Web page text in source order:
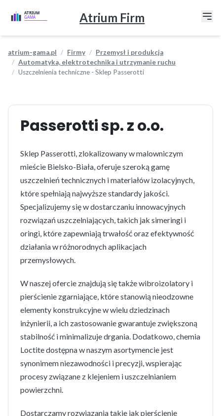
Atrium Firm
atrium-gama.pl Firmy
Przemysł i produkcja
Automatyka, elektrotechnika i utrzymanie ruchu
Uszczelnienia techniczne - Sklep Passerotti
Passerotti sp. z o.o.
Sklep Passerotti, zlokalizowany w malowniczym
mieście Bielsko-Biała, oferuje szeroką gamę
uszczelnień technicznych i materiałów izolacyjnych,
które spełniają najwyższe standardy jakości.
Specjalizujemy się w dostarczaniu innowacyjnych
rozwiązań uszczelniających, takich jak simeringi i
oringi, które zapewniają trwałość oraz efektywność
działania w różnorodnych aplikacjach
przemysłowych.
W naszej ofercie znajdują się także wibroizolatory i
pierścienie zgarniające, które stanowią nieodzowne
elementy konstrukcyjne w wielu dziedzinach
inżynierii, a ich zastosowanie gwarantuje zwiększoną
stabilność i minimalizuje drgania. Dodatkowo, chemia
Loctite dostępna w naszym asortymencie jest
synonimem niezawodności i precyzji, wspierając
procesy związane z klejeniem i uszczelnianiem
powierzchni.
Dostarczamy rozwiązania takie jak pierścienie